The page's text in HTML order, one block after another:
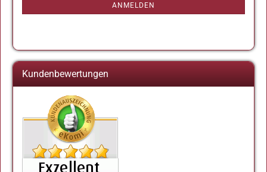
ANMELDEN
Kundenbewertungen